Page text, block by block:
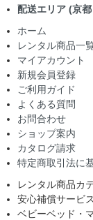
配送エリア (京
ホーム
レンタル商品一
マイアカウント
新規会員登録
ご利用ガイド
よくある質問
お問合わせ
ショップ案内
カタログ請求
特定商取引法に
レンタル商品カ
安心補償サービス
ベビーベッド・